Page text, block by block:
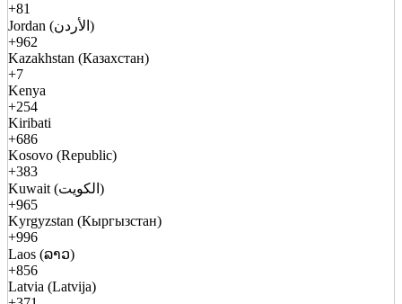
+81
Jordan (الأردن)
+962
Kazakhstan (Казахстан)
+7
Kenya
+254
Kiribati
+686
Kosovo (Republic)
+383
Kuwait (الكويت)
+965
Kyrgyzstan (Кыргызстан)
+996
Laos (ລາວ)
+856
Latvia (Latvija)